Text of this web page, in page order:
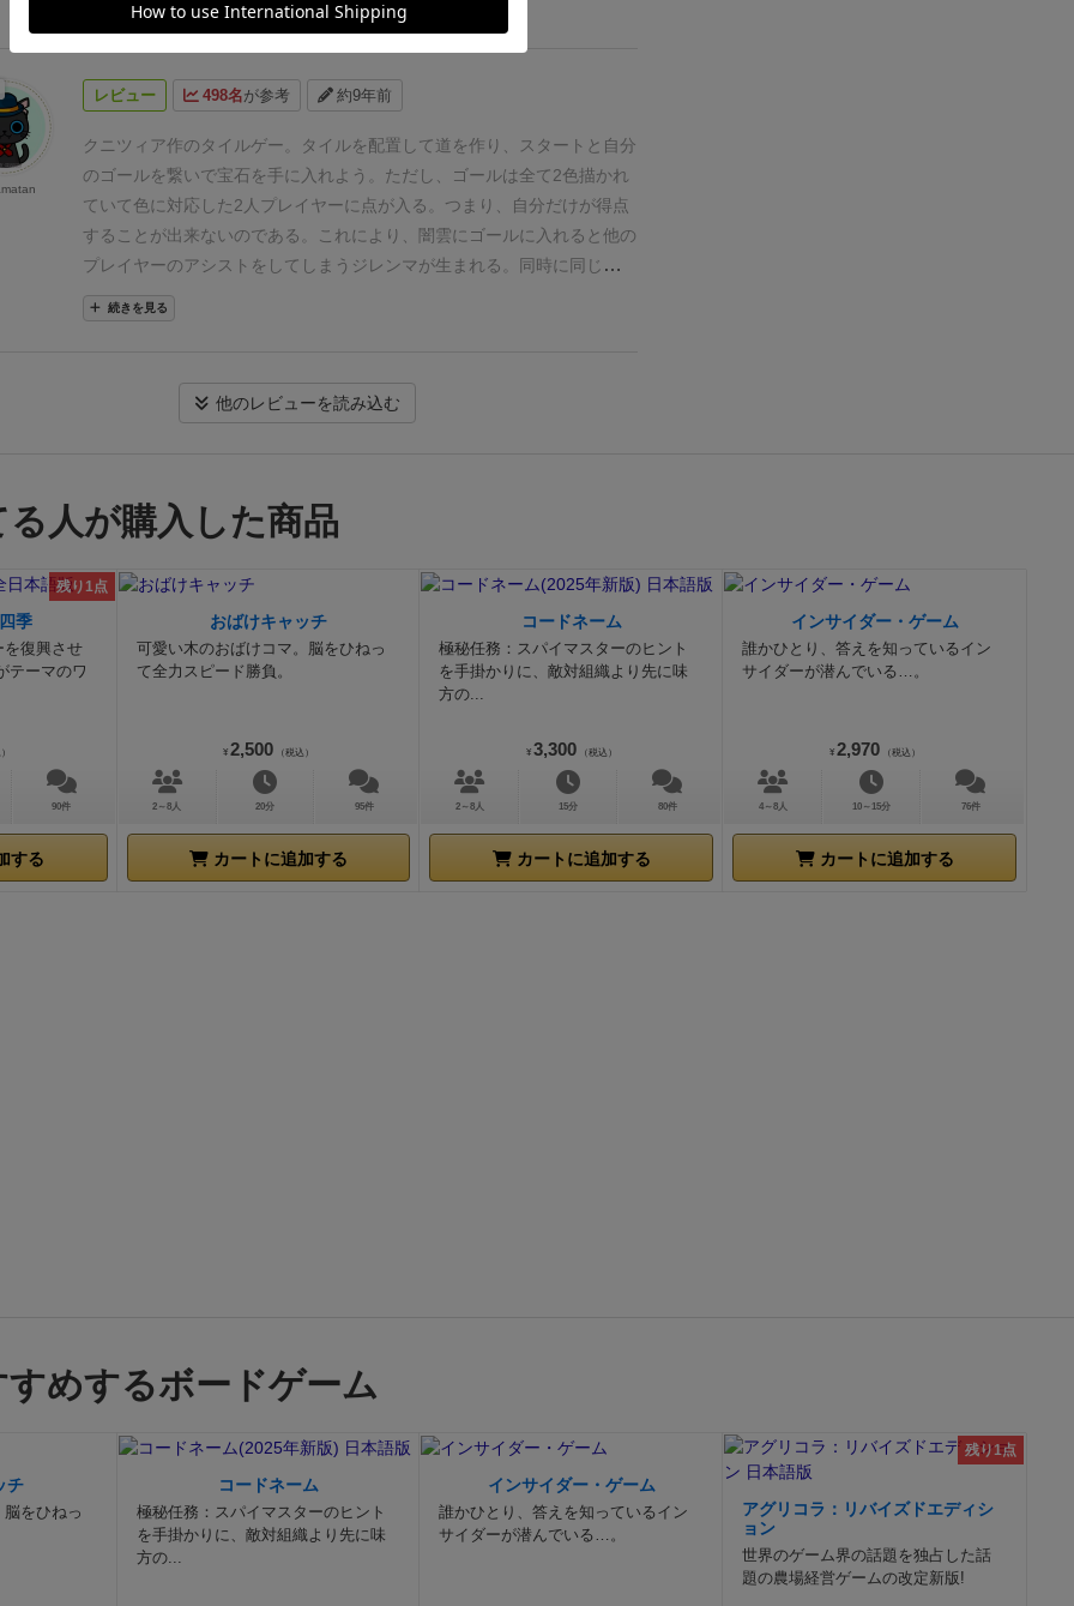
国内では手に入りにくいようですが、海外通販であれば比較的手に入りや
ないですか？サムライとかモダンアートとか、あとこのインディゴもつ
いたてあるんですけど、インディゴのついたて、何か意味あるんすか
ね？？？？（笑）
けます。初回プレイでは、この序盤をインストとお試しに充てれば良いで
タイルのめくり運が大
きい。初回プレイでは、運とプレイスキルが半々のイメージでした。慣れ
てくれば定石も見えてくるかもしれません。
うとタイルを配置していたら、次の人があらぬ方向に移動させるタイルを
配置して、自分のエリアと真逆の方向に進んじゃうため、一喜一憂が激し
かったりもします。。。価格もまだ安価な部類だと思いますので、初心者
の方や、小学生のお子様と遊ぶ機会のある方は購入することをオススメし
ます！
続きを見る
レビュー 498名が参考 約9年前
クニツィア作のタイルゲー。
タイルを配置して道を作り、スタートと自分
のゴールを繋いで宝石を手に入れよう。ただし、ゴールは全て2色描かれ
ていて色に対応した2人プレイヤーに点が入る。つまり、自分だけが得点
することが出来ないのである。
これにより、闇雲にゴールに入れると他の
プレイヤーのアシストをしてしまうジレンマが生まれる。同時に同じゴー
ルの人とは協力ゲーのような感覚も得られている。また、ゴールを共有し
ている都合上、初心者を混ぜ込んでも点差がそこまでつかないので初心者
続きを見る
他のレビューを読み込む
人が購入した商品
残り1点
季
を復興させ
テーマのワ
90件
する
おばけキャッチ
可愛い木のおばけコマ。脳をひねっ
て全力スピード勝負。
¥ 2,500 （税込）
2～8人 20分 95件
カートに追加する
コードネーム
極秘任務：スパイマスターのヒント
を手掛かりに、敵対組織より先に味
方の...
¥ 3,300 （税込）
2～8人 15分 80件
カートに追加する
インサイダー・ゲーム
誰かひとり、答えを知っているイン
サイダーが潜んでいる…。
¥ 2,970 （税込）
4～8人 10～15分 76件
カートに追加する
めするボードゲーム
チ
をひねっ
コードネーム
極秘任務：スパイマスターのヒント
を手掛かりに、敵対組織より先に味
方の...
インサイダー・ゲーム
誰かひとり、答えを知っているイン
サイダーが潜んでいる…。
残り1点
アグリコラ：リバイズドエディシ
ョン
世界のゲーム界の話題を独占した話
題の農場経営ゲームの改定新版!